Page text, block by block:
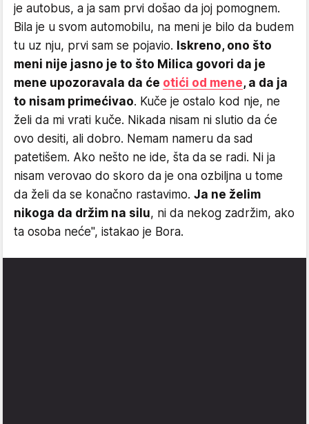
je autobus, a ja sam prvi došao da joj pomognem.
Bila je u svom automobilu, na meni je bilo da budem
tu uz nju, prvi sam se pojavio. Iskreno, ono što
meni nije jasno je to što Milica govori da je
mene upozoravala da će otići od mene, a da ja
to nisam primećivao. Kuče je ostalo kod nje, ne
želi da mi vrati kuče. Nikada nisam ni slutio da će
ovo desiti, ali dobro. Nemam nameru da sad
patetišem. Ako nešto ne ide, šta da se radi. Ni ja
nisam verovao do skoro da je ona ozbiljna u tome
da želi da se konačno rastavimo. Ja ne želim
nikoga da držim na silu, ni da nekog zadržim, ako
ta osoba neće", istakao je Bora.